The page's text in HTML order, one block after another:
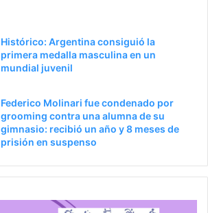
Histórico: Argentina consiguió la
primera medalla masculina en un
mundial juvenil
Federico Molinari fue condenado por
grooming contra una alumna de su
gimnasio: recibió un año y 8 meses de
prisión en suspenso